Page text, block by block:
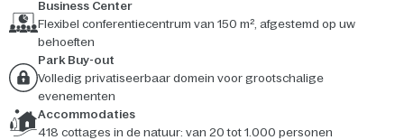
Business Center
Flexibel conferentiecentrum van 150 m², afgestemd op uw
behoeften
Park Buy-out
Volledig privatiseerbaar domein voor grootschalige
evenementen
Accommodaties
418 cottages in de natuur: van 20 tot 1.000 personen